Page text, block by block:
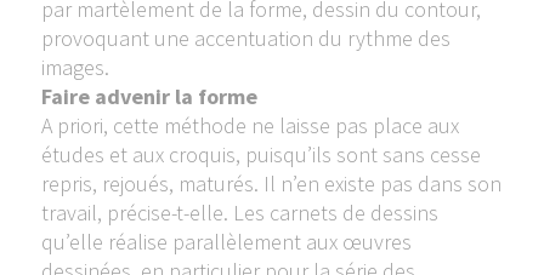
par martèlement de la forme, dessin du contour,
provoquant une accentuation du rythme des
images.
Faire advenir la forme
A priori, cette méthode ne laisse pas place aux
études et aux croquis, puisqu’ils sont sans cesse
repris, rejoués, maturés. Il n’en existe pas dans son
travail, précise-t-elle. Les carnets de dessins
qu’elle réalise parallèlement aux œuvres